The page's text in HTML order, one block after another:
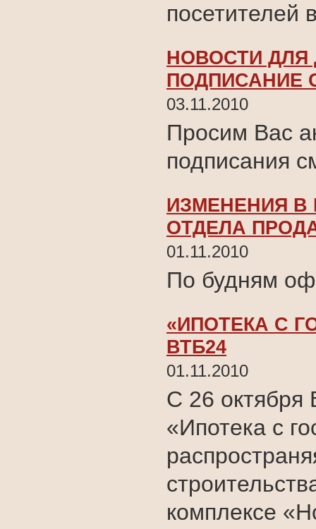
посетителей
НОВОСТИ ДЛЯ
ПОДПИСАНИЕ
03.11.2010
Просим Вас
подписания
ИЗМЕНЕНИЯ В
ОТДЕЛА
01.11.2010
По будням
«ИПОТЕКА С
ВТБ24
01.11.2010
С 26 октября
«Ипотека с
комплексе